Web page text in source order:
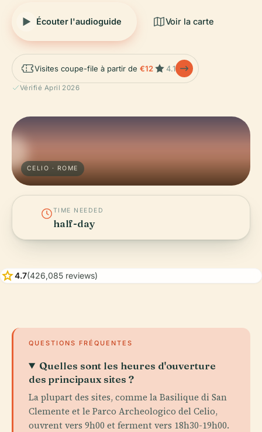
Écouter l'audioguide Voir la carte
Visites coupe-file à partir de €12 4.1
Vérifié April 2026
CELIO · ROME
TIME NEEDED
half-day
star4.7(426,085 reviews)
QUESTIONS FRÉQUENTES
Quelles sont les heures d'ouverture
des principaux sites ?
La plupart des sites, comme la Basilique di San
Clemente et le Parco Archeologico del Celio,
ouvrent vers 9h00 et ferment vers 18h30-19h00.